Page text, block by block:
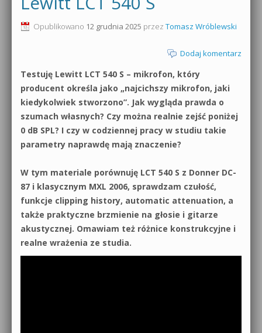
Produkcja muzyczna od podstaw
Sound Forge od podstaw
Dubstep z syntezatorem Massive
Kontakt 5 Kompendium
Materiały dla mediów
Archiwum aktualności
Polityka prywatności
Regulamin
Działanie sklepu internetowego
Wyszukiwanie
Opublikowano 12 grudnia 2025 przez Tomasz Wróblewski
Dodaj komentarz
Testuję Lewitt LCT 540 S – mikrofon, który
producent określa jako „najcichszy mikrofon, jaki
kiedykolwiek stworzono”. Jak wygląda prawda o
szumach własnych? Czy można realnie zejść poniżej
0 dB SPL? I czy w codziennej pracy w studiu takie
parametry naprawdę mają znaczenie?
W tym materiale porównuję LCT 540 S z Donner DC-
87 i klasycznym MXL 2006, sprawdzam czułość,
funkcje clipping history, automatic attenuation, a
także praktyczne brzmienie na głosie i gitarze
akustycznej. Omawiam też różnice konstrukcyjne i
realne wrażenia ze studia.